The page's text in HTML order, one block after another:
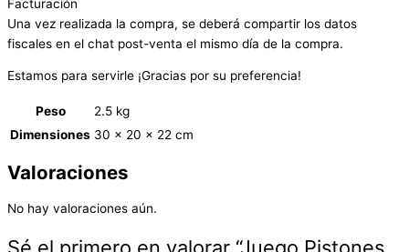
Facturación
Una vez realizada la compra, se deberá compartir los datos
fiscales en el chat post-venta el mismo día de la compra.
Estamos para servirle ¡Gracias por su preferencia!
Peso
2.5 kg
Dimensiones 30 × 20 × 22 cm
Valoraciones
No hay valoraciones aún.